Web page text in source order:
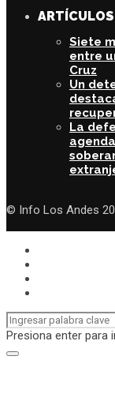
Siete
entre
Cruz
Un
La
© Info Los Andes
Presiona enter para